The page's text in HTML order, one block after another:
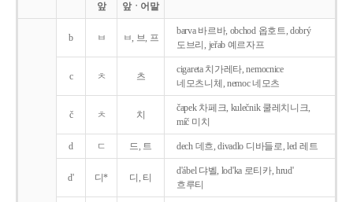
앞
앞ㆍ어말
b ㅂ ㅂ, 브, 프
barva 바르바, obchod 옵호트, dobrý
도브리, jeřab 예르자프
c ㅊ 츠
cigareta 치가레타, nemocnice
네모츠니체, nemoc 네모츠
č ㅊ 치
čapek 차페크, kulečnik 쿨레치니크,
míč 미치
d ㄷ 드, 트 dech 데흐, divadlo 디바들로, led 레트
d' 디* 디, 티
d'ábel 댜벨, lod'ka 로티카, hrud'
흐루티